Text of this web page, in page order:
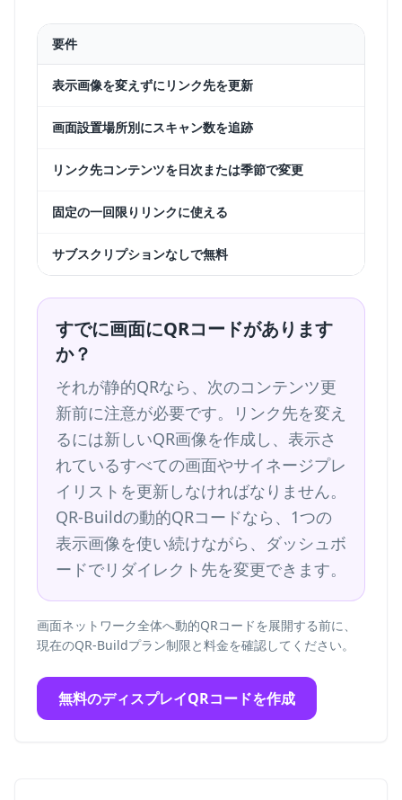
要件
表示画像を変えずにリンク先を更新
画面設置場所別にスキャン数を追跡
リンク先コンテンツを日次または季節で変更
固定の一回限りリンクに使える
サブスクリプションなしで無料
すでに画面にQRコードがあります
か？
それが静的QRなら、次のコンテンツ更
新前に注意が必要です。リンク先を変え
るには新しいQR画像を作成し、表示さ
れているすべての画面やサイネージプレ
イリストを更新しなければなりません。
QR-Buildの動的QRコードなら、1つの
表示画像を使い続けながら、ダッシュボ
ードでリダイレクト先を変更できます。
画面ネットワーク全体へ動的QRコードを展開する前に、
現在のQR-Buildプラン制限と料金を確認してください。
無料のディスプレイQRコードを作成